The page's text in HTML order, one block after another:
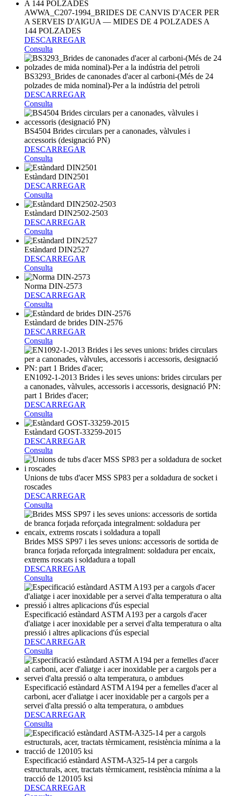
AWWA_C207-1994_BRIDES DE CANVIS D'ACER PER
A SERVEIS D'AIGUA — MIDES DE 4 POLZADES A
144 POLZADES
DESCARREGAR
Consulta
BS3293_Brides de canonades d'acer al carboni-(Més de 24
polzades de mida nominal)-Per a la indústria del petroli
DESCARREGAR
Consulta
BS4504 Brides circulars per a canonades, vàlvules i
accessoris (designació PN)
DESCARREGAR
Consulta
Estàndard DIN2501
DESCARREGAR
Consulta
Estàndard DIN2502-2503
DESCARREGAR
Consulta
Estàndard DIN2527
DESCARREGAR
Consulta
Norma DIN-2573
DESCARREGAR
Consulta
Estàndard de brides DIN-2576
DESCARREGAR
Consulta
EN1092-1-2013 Brides i les seves unions: brides circulars per
a canonades, vàlvules, accessoris i accessoris, designació PN:
part 1 Brides d'acer;
DESCARREGAR
Consulta
Estàndard GOST-33259-2015
DESCARREGAR
Consulta
Unions de tubs d'acer MSS SP83 per a soldadura de socket i
roscades
DESCARREGAR
Consulta
Brides MSS SP97 i les seves unions: accessoris de sortida de
branca forjada reforçada integralment: soldadura per encaix,
extrems roscats i soldadura a topall
DESCARREGAR
Consulta
Especificació estàndard ASTM A193 per a cargols d'acer
d'aliatge i acer inoxidable per a servei d'alta temperatura o alta
pressió i altres aplicacions d'ús especial
DESCARREGAR
Consulta
Especificació estàndard ASTM A194 per a femelles d'acer al
carboni, acer d'aliatge i acer inoxidable per a cargols per a
servei d'alta pressió o alta temperatura, o ambdues
DESCARREGAR
Consulta
Especificació estàndard ASTM-A325-14 per a cargols
estructurals, acer, tractats tèrmicament, resistència mínima a la
tracció de 120105 ksi
DESCARREGAR